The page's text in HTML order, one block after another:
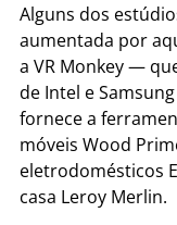
Alguns dos
aumentada por
a VR Monkey —
de Intel e
fornece a
móveis Wood
eletrodomésticos
casa Leroy Merlin.